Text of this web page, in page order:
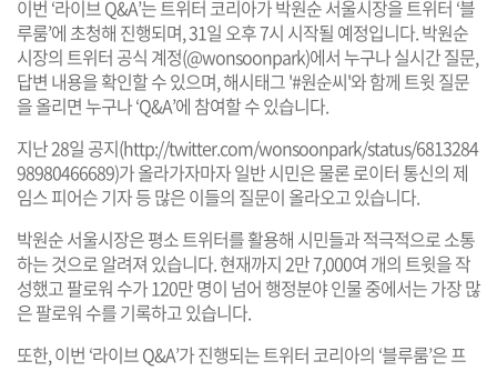
이번 ‘라이브 Q&A’는 트위터 코리아가 박원순 서울시장을 트위터 ‘블
루룸’에 초청해 진행되며, 31일 오후 7시 시작될 예정입니다. 박원순
시장의 트위터 공식 계정(@wonsoonpark)에서 누구나 실시간 질문,
답변 내용을 확인할 수 있으며, 해시태그 '#원순씨'와 함께 트윗 질문
을 올리면 누구나 ‘Q&A’에 참여할 수 있습니다.
지난 28일 공지(http://twitter.com/wonsoonpark/status/6813284
98980466689)가 올라가자마자 일반 시민은 물론 로이터 통신의 제
임스 피어슨 기자 등 많은 이들의 질문이 올라오고 있습니다.
박원순 서울시장은 평소 트위터를 활용해 시민들과 적극적으로 소통
하는 것으로 알려져 있습니다. 현재까지 2만 7,000여 개의 트윗을 작
성했고 팔로워 수가 120만 명이 넘어 행정분야 인물 중에서는 가장 많
은 팔로워 수를 기록하고 있습니다.
또한, 이번 ‘라이브 Q&A’가 진행되는 트위터 코리아의 ‘블루룸’은 프